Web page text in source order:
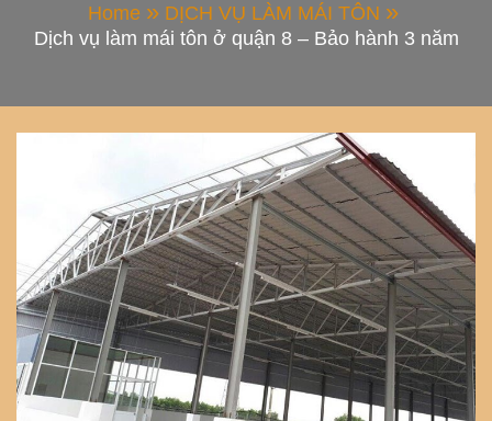
Home
DỊCH VỤ LÀM MÁI TÔN
Dịch vụ làm mái tôn ở quận 8 – Bảo hành 3 năm